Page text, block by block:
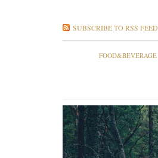
SUBSCRIBE TO RSS FEED
FOOD&BEVERAGE